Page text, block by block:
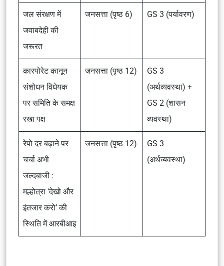
जल संरक्षण में
जवाबदेही की
जरूरत
जनसत्ता (पृष्ठ 6) GS 3 (पर्यावरण)
कारपोरेट कानून
संशोधन विधेयक
पर समिति के समक्ष
रखा पक्ष
जनसत्ता (पृष्ठ 12)
GS 3
(अर्थव्यवस्था) +
GS 2 (शासन
व्यवस्था)
रेपो दर बढ़ाने पर
चर्चा अभी
जल्दबाजी :
मल्होत्रा ‘देखो और
इंतजार करो’ की
स्थिति में आरबीआइ
जनसत्ता (पृष्ठ 12)
GS 3
(अर्थव्यवस्था)